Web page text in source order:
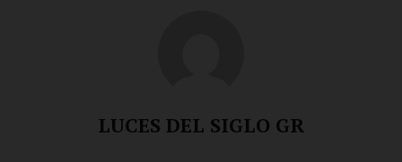
LUCES DEL SIGLO GR